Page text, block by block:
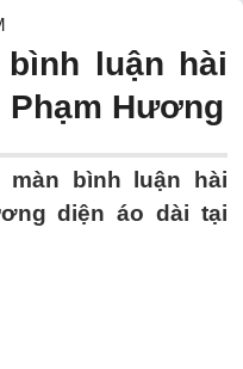
bình luận hài
Hương
màn bình luận hài
diện áo dài tại